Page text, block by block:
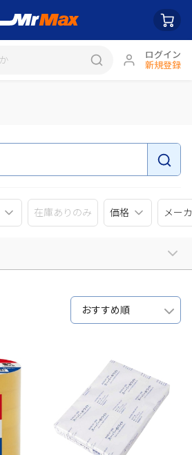
ログイン
新規登録
在庫ありのみ 価格 メー
おすすめ順